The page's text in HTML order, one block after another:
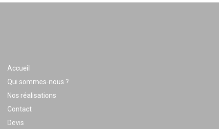
Accueil
Qui sommes-nous ?
Nos réalisations
Contact
Devis